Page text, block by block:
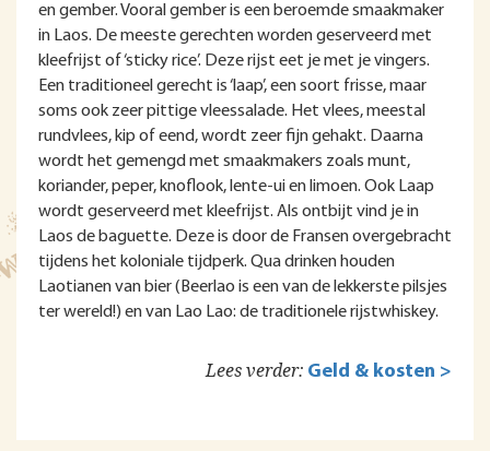
en gember. Vooral gember is een beroemde smaakmaker
in Laos. De meeste gerechten worden geserveerd met
kleefrijst of ‘sticky rice’. Deze rijst eet je met je vingers.
Een traditioneel gerecht is ‘laap’, een soort frisse, maar
soms ook zeer pittige vleessalade. Het vlees, meestal
rundvlees, kip of eend, wordt zeer fijn gehakt. Daarna
wordt het gemengd met smaakmakers zoals munt,
koriander, peper, knoflook, lente-ui en limoen. Ook Laap
wordt geserveerd met kleefrijst. Als ontbijt vind je in
Laos de baguette. Deze is door de Fransen overgebracht
tijdens het koloniale tijdperk. Qua drinken houden
Laotianen van bier (Beerlao is een van de lekkerste pilsjes
ter wereld!) en van Lao Lao: de traditionele rijstwhiskey.
Lees verder: Geld & kosten >